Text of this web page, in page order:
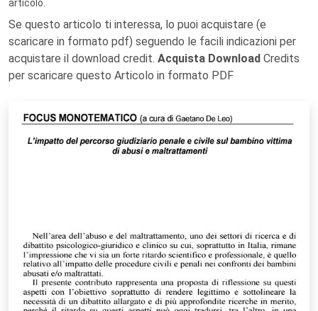
articolo.
Se questo articolo ti interessa, lo puoi acquistare (e
scaricare in formato pdf) seguendo le facili indicazioni per
acquistare il download credit. Acquista Download Credits
per scaricare questo Articolo in formato PDF